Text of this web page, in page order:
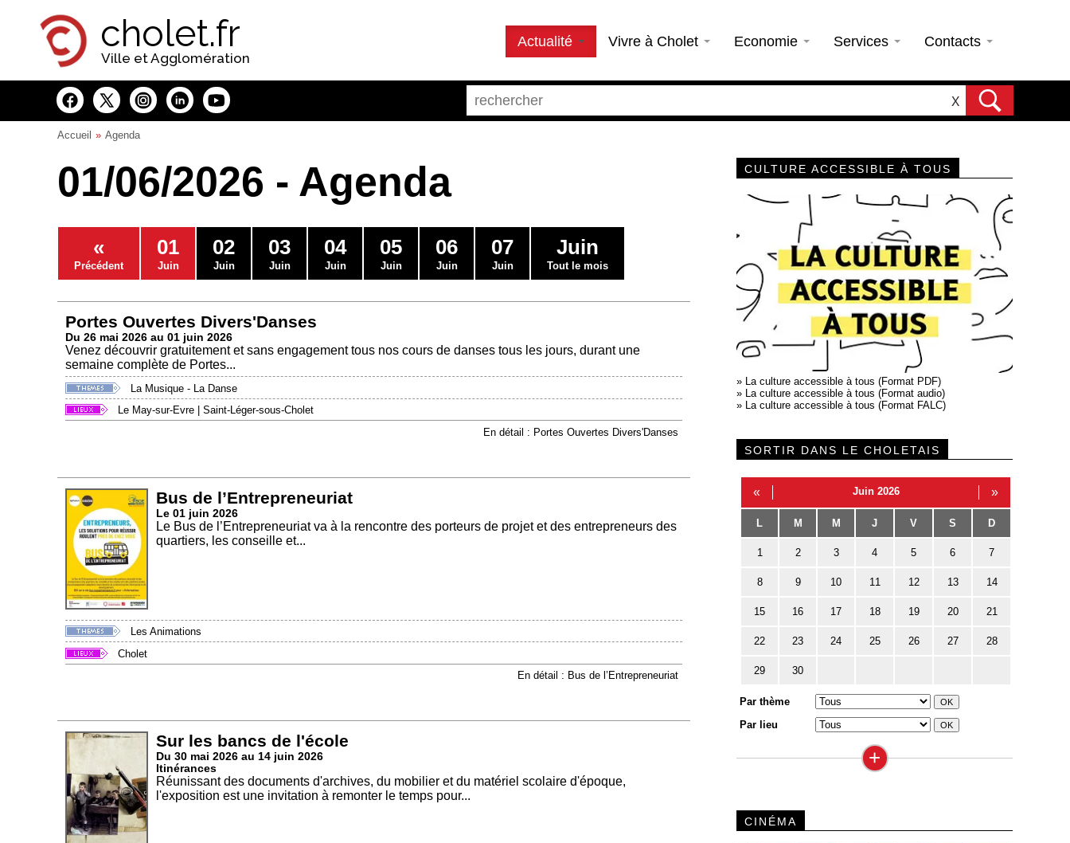
cholet.fr
Ville et Agglomération
Actualité Vivre à Cholet Economie Services Contacts
X
Accueil Agenda
01/06/2026 - Agenda
«
Précédent
01
Juin
02
Juin
03
Juin
04
Juin
05
Juin
06
Juin
07
Juin
Juin
Tout le mois
Portes Ouvertes Divers'Danses
Du 26 mai 2026 au 01 juin 2026
Venez découvrir gratuitement et sans engagement tous nos cours de danses tous les jours, durant une
semaine complète de Portes...
La Musique - La Danse
Le May-sur-Evre
Saint-Léger-sous-Cholet
En détail : Portes Ouvertes Divers'Danses
Bus de l’Entrepreneuriat
Le 01 juin 2026
Le Bus de l’Entrepreneuriat va à la rencontre des porteurs de projet et des entrepreneurs des
quartiers, les conseille et...
Les Animations
Cholet
En détail : Bus de l’Entrepreneuriat
Sur les bancs de l'école
Du 30 mai 2026 au 14 juin 2026
Itinérances
Réunissant des documents d'archives, du mobilier et du matériel scolaire d'époque,
l'exposition est une invitation à remonter le temps pour...
CULTURE ACCESSIBLE À TOUS
» La culture accessible à tous (Format PDF)
» La culture accessible à tous (Format audio)
» La culture accessible à tous (Format FALC)
SORTIR DANS LE CHOLETAIS
« Juin 2026 »
L M M J V S D
1 2 3 4 5 6 7
8 9 10 11 12 13 14
15 16 17 18 19 20 21
22 23 24 25 26 27 28
29 30
Par thème
Par lieu
+
CINÉMA